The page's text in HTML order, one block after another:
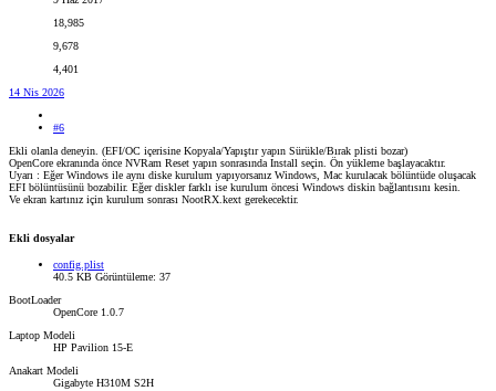
18,985
9,678
4,401
14 Nis 2026
#6
Ekli olanla deneyin. (EFI/OC içerisine Kopyala/Yapıştır yapın Sürükle/Bırak plisti bozar)
OpenCore ekranında önce NVRam Reset yapın sonrasında Install seçin. Ön yükleme başlayacaktır.
Uyarı : Eğer Windows ile aynı diske kurulum yapıyorsanız Windows, Mac kurulacak bölüntüde oluşacak
EFI bölüntüsünü bozabilir. Eğer diskler farklı ise kurulum öncesi Windows diskin bağlantısını kesin.
Ve ekran kartınız için kurulum sonrası NootRX.kext gerekecektir.
Ekli dosyalar
config.plist
40.5 KB Görüntüleme: 37
BootLoader
OpenCore 1.0.7
Laptop Modeli
HP Pavilion 15-E
Anakart Modeli
Gigabyte H310M S2H